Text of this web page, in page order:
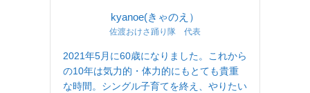
kyanoe(きゃのえ）
佐渡おけさ踊り隊 代表
2021年5月に60歳になりました。これから
の10年は気力的・体力的にもとても貴重
な時間。シングル子育てを終え、やりたい